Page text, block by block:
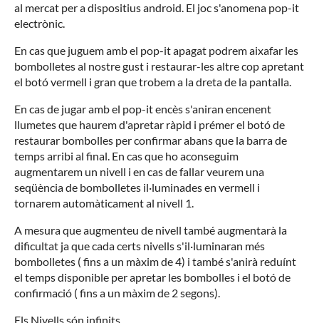
al mercat per a dispositius android. El joc s'anomena pop-it
electrònic.
En cas que juguem amb el pop-it apagat podrem aixafar les
bombolletes al nostre gust i restaurar-les altre cop apretant
el botó vermell i gran que trobem a la dreta de la pantalla.
En cas de jugar amb el pop-it encès s'aniran encenent
llumetes que haurem d'apretar ràpid i prémer el botó de
restaurar bombolles per confirmar abans que la barra de
temps arribi al final. En cas que ho aconseguim
augmentarem un nivell i en cas de fallar veurem una
seqüència de bombolletes il·luminades en vermell i
tornarem automàticament al nivell 1.
A mesura que augmenteu de nivell també augmentarà la
dificultat ja que cada certs nivells s'il·luminaran més
bombolletes ( fins a un màxim de 4) i també s'anirà reduínt
el temps disponible per apretar les bombolles i el botó de
confirmació ( fins a un màxim de 2 segons).
Els Nivells són infinits.